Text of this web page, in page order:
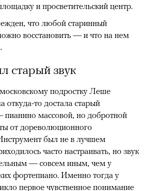
и просветительский центр.
что любой старинный
восстановить — и что на нем
старый звук
подростку Леше
то достала старый
массовой, но добротной
от дореволюционного
был не в лучшем
часто настраивать, но звук
— совсем иным, чем у
фортепиано. Именно тогда у
первое чувственное понимание